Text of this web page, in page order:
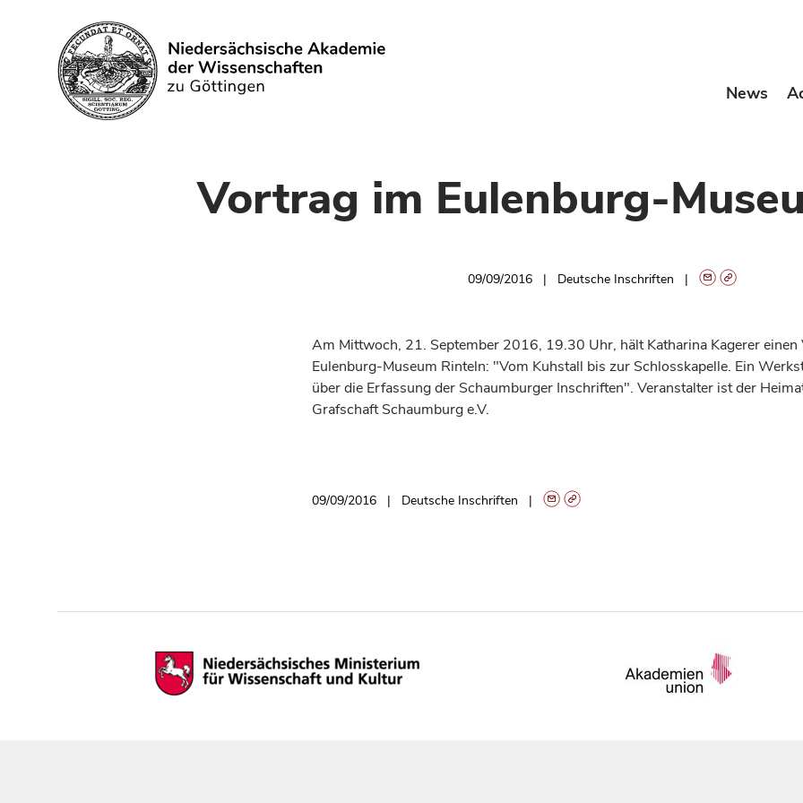
Search News
Vortrag im Eulenburg-
09/09/2016 Deutsche Inschriften
Am Mittwoch, 21. September 2016, 19.30 Uhr, hält Katharina Kagerer
Eulenburg-Museum Rinteln: "Vom Kuhstall bis zur Schlosskapelle. Ein
über die Erfassung der Schaumburger Inschriften". Veranstalter ist der
Grafschaft Schaumburg e.V.
09/09/2016 Deutsche Inschriften